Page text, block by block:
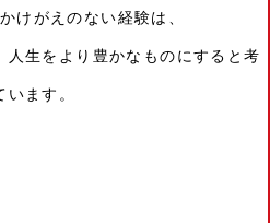
けがえのない経験は、
人生をより豊かなものにすると考
います。